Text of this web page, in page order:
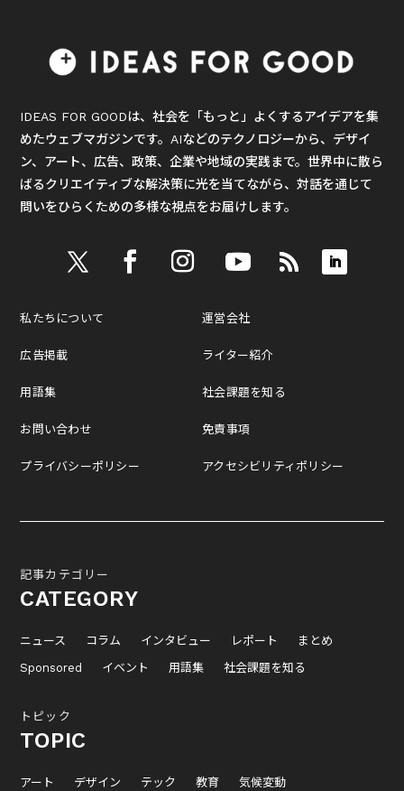
IDEAS FOR GOODは、社会を「もっと」よくするアイデアを集
めたウェブマガジンです。AIなどのテクノロジーから、デザイ
ン、アート、広告、政策、企業や地域の実践まで。世界中に散ら
ばるクリエイティブな解決策に光を当てながら、対話を通じて
問いをひらくための多様な視点をお届けします。
私たちについて
広告掲載
用語集
お問い合わせ
プライバシーポリシー
運営会社
ライター紹介
社会課題を知る
免責事項
アクセシビリティポリシー
記事カテゴリー
CATEGORY
ニュース コラム インタビュー レポート
まとめ
Sponsored
イベント 用語集 社会課題を知る
トピック
TOPIC
アート デザイン テック 教育 気候変動